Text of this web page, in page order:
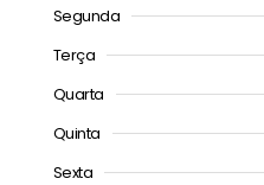
Segunda
Terça
Quarta
Quinta
Sexta